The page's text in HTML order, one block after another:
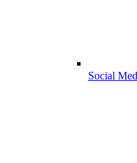
Social